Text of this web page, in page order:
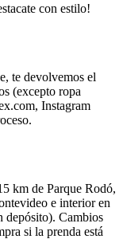
con estilo!
te devolvemos el
(excepto ropa
Instagram
km de Parque Rodó,
e interior en
depósito). Cambios
si la prenda está